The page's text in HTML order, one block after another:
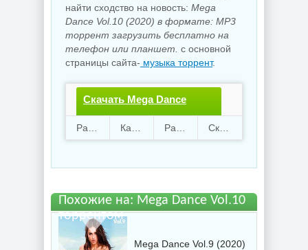
найти сходство на новость: Mega
Dance Vol.10 (2020) в формате: MP3
торрент загрузить бесплатно на
телефон или планшет. с основной
страницы сайта- музыка торрент.
Скачать Mega Dance
Vol.10.torrent файл
62 86 510.66 Mb
Похожие на: Mega Dance Vol.10
торрентом
Mega Dance Vol.9 (2020)